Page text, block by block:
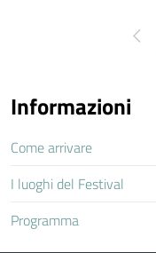
Informazioni
Come arrivare
I luoghi del Festival
Programma